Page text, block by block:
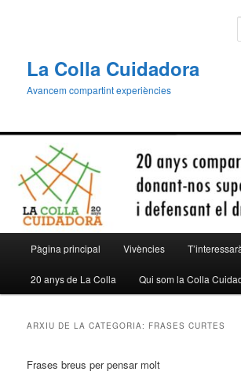
La Colla Cuidadora
Avancem compartint experiències
principal
Pàgina principal Vivències
20 anys de La Colla Qui som la Colla
ARXIU DE LA CATEGORIA: FRASES CURTES
Frases breus per pensar molt